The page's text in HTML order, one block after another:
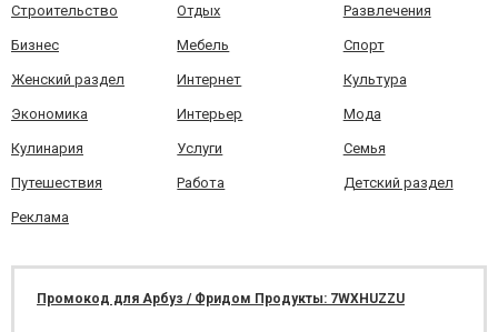
Строительство Отдых Развлечения
Бизнес Мебель Спорт
Женский раздел Интернет Культура
Экономика Интерьер Мода
Кулинария Услуги Семья
Путешествия Работа Детский раздел
Реклама
Промокод для Арбуз / Фридом Продукты: 7WXHUZZU